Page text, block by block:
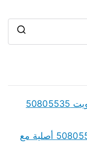
r
قطع غيار شانجان CHANGAN الكويت 50805535
قطع غيار دومي Domi الكويت 50805535 أصلية مع